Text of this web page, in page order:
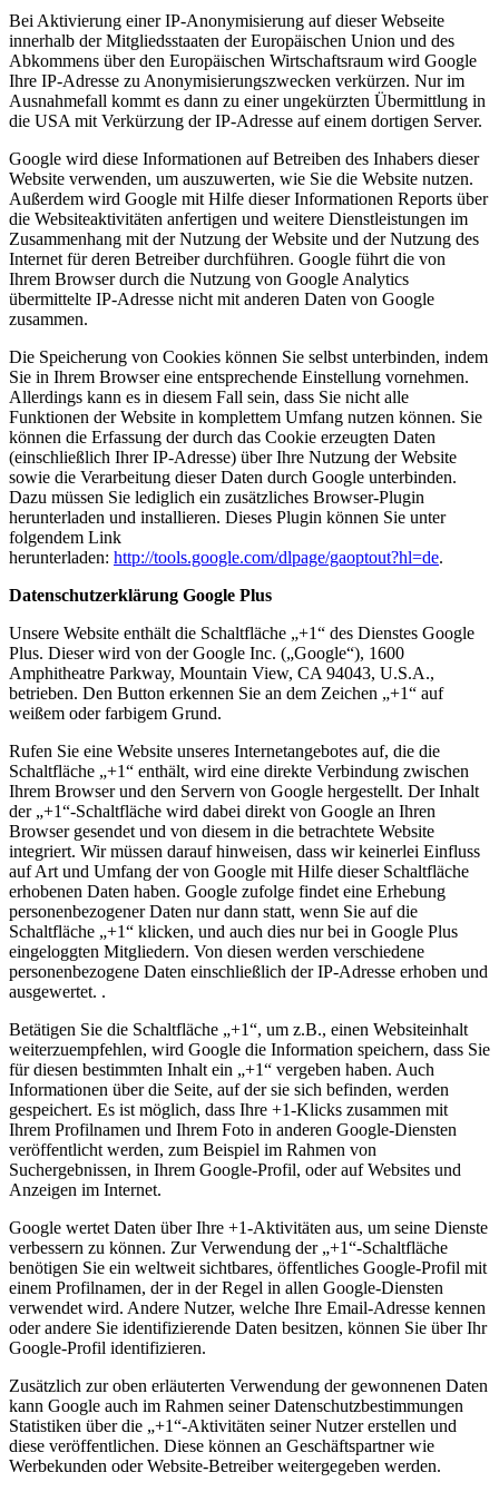
Bei Aktivierung einer IP-Anonymisierung auf dieser Webseite
innerhalb der Mitgliedsstaaten der Europäischen Union und des
Abkommens über den Europäischen Wirtschaftsraum wird Google
Ihre IP-Adresse zu Anonymisierungszwecken verkürzen. Nur im
Ausnahmefall kommt es dann zu einer ungekürzten Übermittlung in
die USA mit Verkürzung der IP-Adresse auf einem dortigen Server.
Google wird diese Informationen auf Betreiben des Inhabers dieser
Website verwenden, um auszuwerten, wie Sie die Website nutzen.
Außerdem wird Google mit Hilfe dieser Informationen Reports über
die Websiteaktivitäten anfertigen und weitere Dienstleistungen im
Zusammenhang mit der Nutzung der Website und der Nutzung des
Internet für deren Betreiber durchführen. Google führt die von
Ihrem Browser durch die Nutzung von Google Analytics
übermittelte IP-Adresse nicht mit anderen Daten von Google
zusammen.
Die Speicherung von Cookies können Sie selbst unterbinden, indem
Sie in Ihrem Browser eine entsprechende Einstellung vornehmen.
Allerdings kann es in diesem Fall sein, dass Sie nicht alle
Funktionen der Website in komplettem Umfang nutzen können. Sie
können die Erfassung der durch das Cookie erzeugten Daten
(einschließlich Ihrer IP-Adresse) über Ihre Nutzung der Website
sowie die Verarbeitung dieser Daten durch Google unterbinden.
Dazu müssen Sie lediglich ein zusätzliches Browser-Plugin
herunterladen und installieren. Dieses Plugin können Sie unter
folgendem Link
herunterladen: http://tools.google.com/dlpage/gaoptout?hl=de.
Datenschutzerklärung Google Plus
Unsere Website enthält die Schaltfläche „+1“ des Dienstes Google
Plus. Dieser wird von der Google Inc. („Google“), 1600
Amphitheatre Parkway, Mountain View, CA 94043, U.S.A.,
betrieben. Den Button erkennen Sie an dem Zeichen „+1“ auf
weißem oder farbigem Grund.
Rufen Sie eine Website unseres Internetangebotes auf, die die
Schaltfläche „+1“ enthält, wird eine direkte Verbindung zwischen
Ihrem Browser und den Servern von Google hergestellt. Der Inhalt
der „+1“-Schaltfläche wird dabei direkt von Google an Ihren
Browser gesendet und von diesem in die betrachtete Website
integriert. Wir müssen darauf hinweisen, dass wir keinerlei Einfluss
auf Art und Umfang der von Google mit Hilfe dieser Schaltfläche
erhobenen Daten haben. Google zufolge findet eine Erhebung
personenbezogener Daten nur dann statt, wenn Sie auf die
Schaltfläche „+1“ klicken, und auch dies nur bei in Google Plus
eingeloggten Mitgliedern. Von diesen werden verschiedene
personenbezogene Daten einschließlich der IP-Adresse erhoben und
ausgewertet. .
Betätigen Sie die Schaltfläche „+1“, um z.B., einen Websiteinhalt
weiterzuempfehlen, wird Google die Information speichern, dass Sie
für diesen bestimmten Inhalt ein „+1“ vergeben haben. Auch
Informationen über die Seite, auf der sie sich befinden, werden
gespeichert. Es ist möglich, dass Ihre +1-Klicks zusammen mit
Ihrem Profilnamen und Ihrem Foto in anderen Google-Diensten
veröffentlicht werden, zum Beispiel im Rahmen von
Suchergebnissen, in Ihrem Google-Profil, oder auf Websites und
Anzeigen im Internet.
Google wertet Daten über Ihre +1-Aktivitäten aus, um seine Dienste
verbessern zu können. Zur Verwendung der „+1“-Schaltfläche
benötigen Sie ein weltweit sichtbares, öffentliches Google-Profil mit
einem Profilnamen, der in der Regel in allen Google-Diensten
verwendet wird. Andere Nutzer, welche Ihre Email-Adresse kennen
oder andere Sie identifizierende Daten besitzen, können Sie über Ihr
Google-Profil identifizieren.
Zusätzlich zur oben erläuterten Verwendung der gewonnenen Daten
kann Google auch im Rahmen seiner Datenschutzbestimmungen
Statistiken über die „+1“-Aktivitäten seiner Nutzer erstellen und
diese veröffentlichen. Diese können an Geschäftspartner wie
Werbekunden oder Website-Betreiber weitergegeben werden.